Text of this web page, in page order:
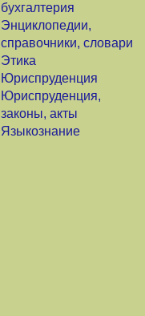
бухгалтерия
Энциклопедии,
справочники, словари
Этика
Юриспруденция
Юриспруденция,
законы, акты
Языкознание